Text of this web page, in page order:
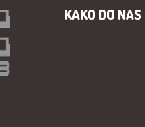
KAKO DO NAS